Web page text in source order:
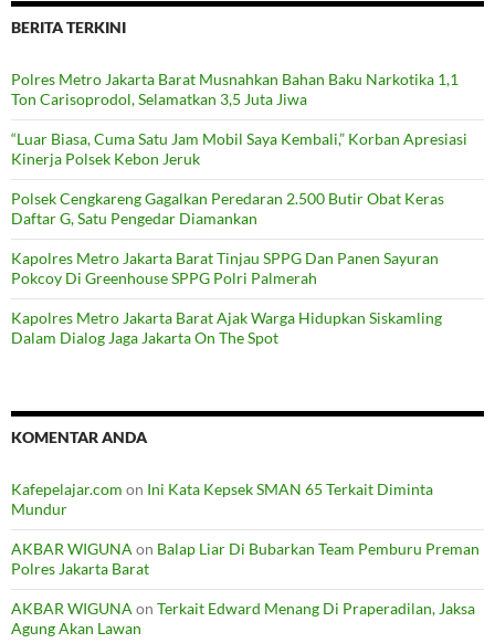
BERITA TERKINI
Polres Metro Jakarta Barat Musnahkan Bahan Baku Narkotika 1,1
Ton Carisoprodol, Selamatkan 3,5 Juta Jiwa
“Luar Biasa, Cuma Satu Jam Mobil Saya Kembali,” Korban Apresiasi
Kinerja Polsek Kebon Jeruk
Polsek Cengkareng Gagalkan Peredaran 2.500 Butir Obat Keras
Daftar G, Satu Pengedar Diamankan
Kapolres Metro Jakarta Barat Tinjau SPPG Dan Panen Sayuran
Pokcoy Di Greenhouse SPPG Polri Palmerah
Kapolres Metro Jakarta Barat Ajak Warga Hidupkan Siskamling
Dalam Dialog Jaga Jakarta On The Spot
KOMENTAR ANDA
Kafepelajar.com on Ini Kata Kepsek SMAN 65 Terkait Diminta
Mundur
AKBAR WIGUNA on Balap Liar Di Bubarkan Team Pemburu Preman
Polres Jakarta Barat
AKBAR WIGUNA on Terkait Edward Menang Di Praperadilan, Jaksa
Agung Akan Lawan